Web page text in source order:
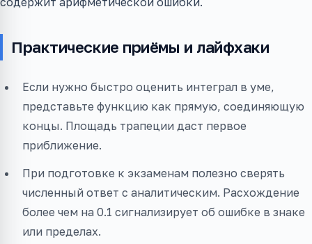
Практические приёмы и лайфхаки
Если нужно быстро оценить интеграл в уме,
представьте функцию как прямую, соединяющую
концы. Площадь трапеции даст первое
приближение.
При подготовке к экзаменам полезно сверять
численный ответ с аналитическим. Расхождение
более чем на 0.1 сигнализирует об ошибке в знаке
или пределах.